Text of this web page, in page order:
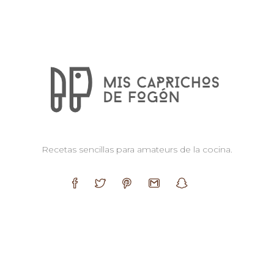
Recetas sencillas para amateurs de la cocina.